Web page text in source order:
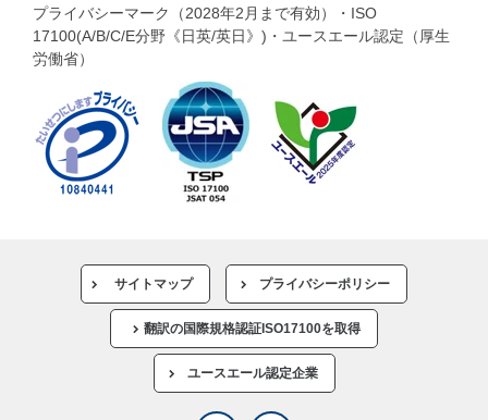
プライバシーマーク（2028年2月まで有効）・ISO
17100(A/B/C/E分野《日英/英日》)・ユースエール認定（厚生
労働省）
サイトマップ プライバシーポリシー
翻訳の国際規格認証ISO17100を取得
ユースエール認定企業